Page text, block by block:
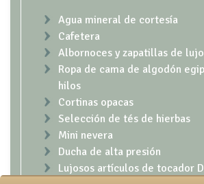
Agua mineral de cortesía
Cafetera
Albornoces y zapatillas de lujo
Ropa de cama de algodón
hilos
Cortinas opacas
Selección de tés de hierbas
Mini nevera
Ducha de alta presión
Lujosos artículos de tocador